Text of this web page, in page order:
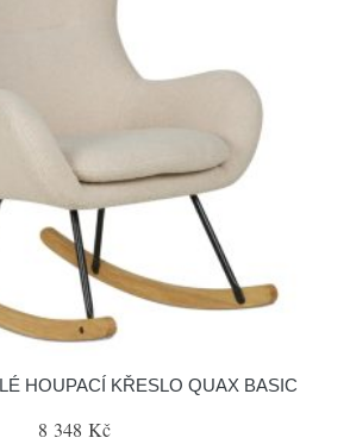
HOUPACÍ KŘESLO QUAX BASIC
8 348 Kč